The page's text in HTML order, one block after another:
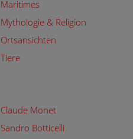
Maritimes
Mythologie & Religion
Ortsansichten
Tiere
Claude Monet
Sandro Botticelli